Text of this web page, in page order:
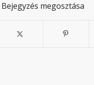
Bejegyzés megosztása